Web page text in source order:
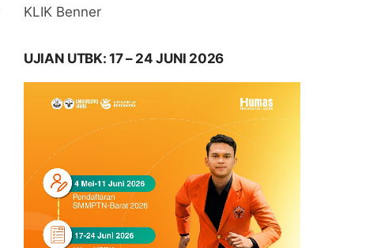
KLIK Benner
UJIAN UTBK: 17 – 24 JUNI 2026